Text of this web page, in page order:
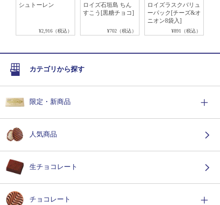
シュトーレン
¥2,916（税込）
ロイズ石垣島 ちん
すこう[黒糖チョコ]
¥702（税込）
ロイズラスクバリュ
ーパック[チーズ&オ
ニオン8袋入]
¥891（税込）
カテゴリから探す
限定・新商品
人気商品
生チョコレート
チョコレート